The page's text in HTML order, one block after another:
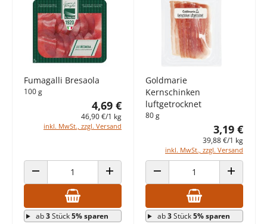
Fumagalli Bresaola
100 g
4,69 €
46,90 €/1 kg
inkl. MwSt., zzgl. Versand
ANZAHL VERRINGERN ANZAHL ERHÖHEN
ab3Stück5% sparen
Goldmarie
Kernschinken
luftgetrocknet
80 g
3,19 €
39,88 €/1 kg
inkl. MwSt., zzgl. Versand
ANZAHL VERRINGERN ANZAHL
ab3Stück5% sparen